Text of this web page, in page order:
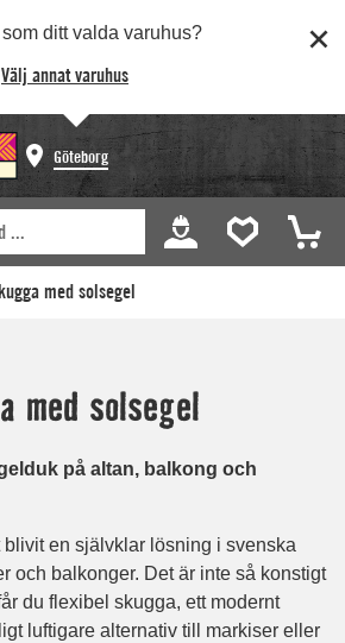
som ditt valda varuhus?
Välj annat varuhus
Göteborg